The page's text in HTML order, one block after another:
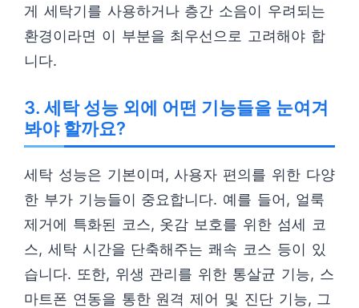
게 세탁기를 사용하거나 층간 소음이 우려되는
환경이라면 이 부분을 최우선으로 고려해야 합
니다.
3. 세탁 성능 외에 어떤 기능들을 눈여겨
봐야 할까요?
세탁 성능은 기본이며, 사용자 편의를 위한 다양
한 부가 기능들이 중요합니다. 예를 들어, 얼룩
제거에 특화된 코스, 옷감 보호를 위한 섬세 코
스, 세탁 시간을 단축해주는 쾌속 코스 등이 있
습니다. 또한, 위생 관리를 위한 통살균 기능, 스
마트폰 연동을 통한 원격 제어 및 진단 기능, 그